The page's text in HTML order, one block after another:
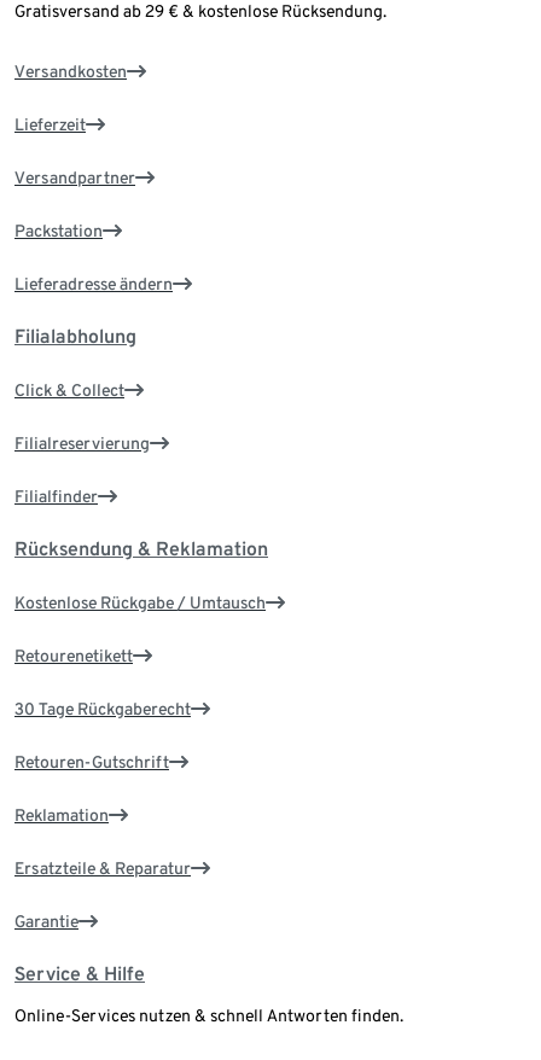
Gratisversand ab 29 € & kostenlose Rücksendung.
Versandkosten
Lieferzeit
Versandpartner
Packstation
Lieferadresse ändern
Filialabholung
Click & Collect
Filialreservierung
Filialfinder
Rücksendung & Reklamation
Kostenlose Rückgabe / Umtausch
Retourenetikett
30 Tage Rückgaberecht
Retouren-Gutschrift
Reklamation
Ersatzteile & Reparatur
Garantie
Service & Hilfe
Online-Services nutzen & schnell Antworten finden.